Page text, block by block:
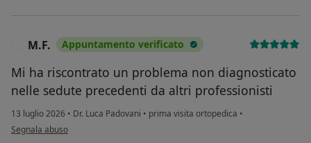
M.F. Appuntamento verificato
Mi ha riscontrato un problema non diagnosticato
nelle sedute precedenti da altri professionisti
13 luglio 2026 • Dr. Luca Padovani • prima visita ortopedica •
secondo l'opinione dell'utente M.F.
Segnala abuso